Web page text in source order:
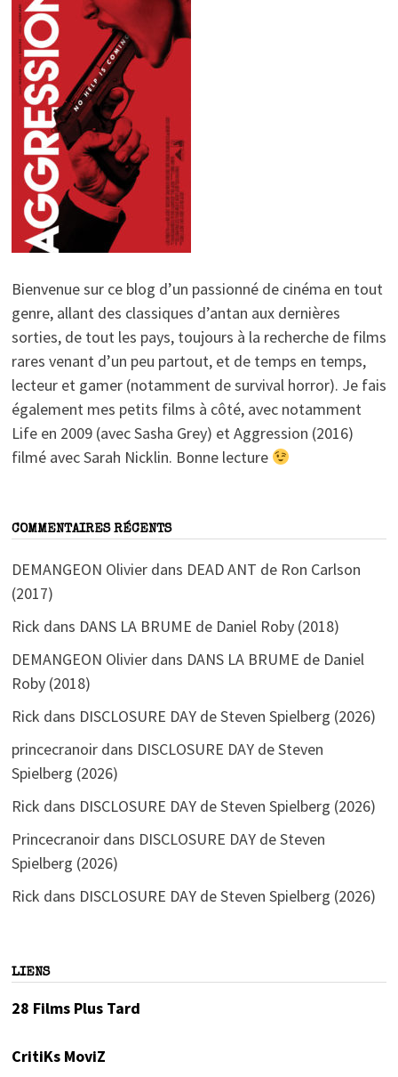
Bienvenue sur ce blog d’un passionné de cinéma en tout
genre, allant des classiques d’antan aux dernières
sorties, de tout les pays, toujours à la recherche de films
rares venant d’un peu partout, et de temps en temps,
lecteur et gamer (notamment de survival horror). Je fais
également mes petits films à côté, avec notamment
Life en 2009 (avec Sasha Grey) et Aggression (2016)
filmé avec Sarah Nicklin. Bonne lecture
COMMENTAIRES RÉCENTS
DEMANGEON Olivierdans DEAD ANT de Ron Carlson
(2017)
Rick dans DANS LA BRUME de Daniel Roby (2018)
DEMANGEON Olivierdans DANS LA BRUME de Daniel
Roby (2018)
Rick dans DISCLOSURE DAY de Steven Spielberg (2026)
princecranoirdans DISCLOSURE DAY de Steven
Spielberg (2026)
Rick dans DISCLOSURE DAY de Steven Spielberg (2026)
Princecranoirdans DISCLOSURE DAY de Steven
Spielberg (2026)
Rick dans DISCLOSURE DAY de Steven Spielberg (2026)
LIENS
28 Films Plus Tard
CritiKs MoviZ